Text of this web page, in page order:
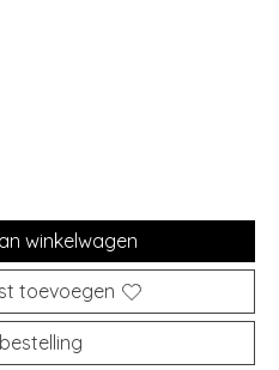
winkelwagen
toevoegen